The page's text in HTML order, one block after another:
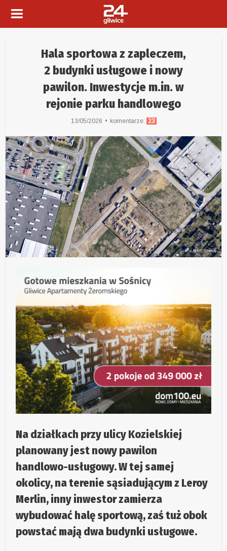
Hala sportowa z zapleczem,
2 budynki usługowe i nowy
pawilon. Inwestycje m.in. w
rejonie parku handlowego
13/05/2026 komentarze: 23
Na działkach przy ulicy Kozielskiej
planowany jest nowy pawilon
handlowo-usługowy. W tej samej
okolicy, na terenie sąsiadującym z Leroy
Merlin, inny inwestor zamierza
wybudować halę sportową, zaś tuż obok
powstać mają dwa budynki usługowe.